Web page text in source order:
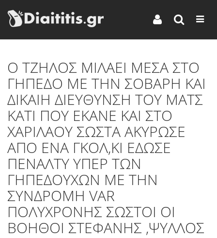
Ο ΤΖΗΛΟΣ ΜΙΛΑΕΙ ΜΕΣΑ ΣΤΟ
ΓΗΠΕΔΟ ΜΕ ΤΗΝ ΣΟΒΑΡΗ ΚΑΙ
ΔΙΚΑΙΗ ΔΙΕΥΘΥΝΣΗ ΤΟΥ ΜΑΤΣ
ΚΑΤΙ ΠΟΥ ΕΚΑΝΕ ΚΑΙ ΣΤΟ
ΧΑΡΙΛΑΟΥ ΣΩΣΤΑ ΑΚΥΡΩΣΕ
ΑΠΟ ΕΝΑ ΓΚΟΛ,ΚΙ ΕΔΩΣΕ
ΠΕΝΑΛΤΥ ΥΠΕΡ ΤΩΝ
ΓΗΠΕΔΟΥΧΩΝ ΜΕ ΤΗΝ
ΣΥΝΔΡΟΜΗ VAR
ΠΟΛΥΧΡΟΝΗΣ ΣΩΣΤΟΙ ΟΙ
ΒΟΗΘΟΙ ΣΤΕΦΑΝΗΣ ,ΨΥΛΛΟΣ